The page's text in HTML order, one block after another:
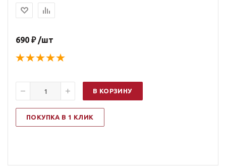
690 ₽ /шт
В КОРЗИНУ
ПОКУПКА В 1 КЛИК